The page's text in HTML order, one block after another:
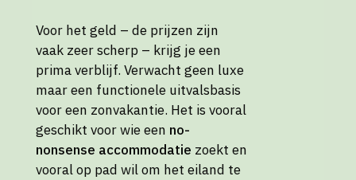
Voor het geld – de prijzen zijn
vaak zeer scherp – krijg je een
prima verblijf. Verwacht geen luxe
maar een functionele uitvalsbasis
voor een zonvakantie. Het is vooral
geschikt voor wie een no-
nonsense accommodatie zoekt en
vooral op pad wil om het eiland te